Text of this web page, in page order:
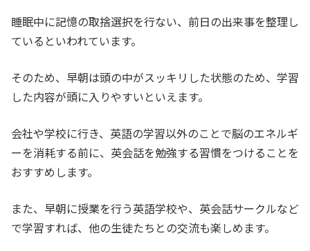
睡眠中に記憶の取捨選択を行ない、前日の出来事を整理し
ているといわれています。
そのため、早朝は頭の中がスッキリした状態のため、学習
した内容が頭に入りやすいといえます。
会社や学校に行き、英語の学習以外のことで脳のエネルギ
ーを消耗する前に、英会話を勉強する習慣をつけることを
おすすめします。
また、早朝に授業を行う英語学校や、英会話サークルなど
で学習すれば、他の生徒たちとの交流も楽しめます。